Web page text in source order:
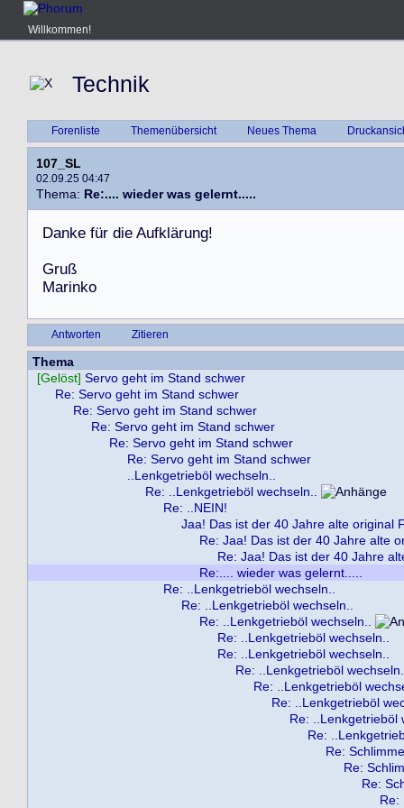
Willkommen!
Technik
Forenliste Themenübersicht Neues Thema
107_SL
02.09.25 04:47
Thema: Re:.... wieder was gelernt.....
Danke für die Aufklärung!
Gruß
Marinko
Antworten Zitieren
Thema
[Gelöst] Servo geht im Stand schwer
Re: Servo geht im Stand schwer
Re: Servo geht im Stand schwer
Re: Servo geht im Stand schwer
Re: Servo geht im Stand schwer
Re: Servo geht im Stand schwer
..Lenkgetrieböl wechseln..
Re: ..Lenkgetrieböl wechseln..
Re: ..NEIN!
Jaa! Das ist der 40 Jahre alte original
Re: Jaa! Das ist der 40 Jahre alte
Re: Jaa! Das ist der 40 Jahre
Re:.... wieder was gelernt.....
Re: ..Lenkgetrieböl wechseln..
Re: ..Lenkgetrieböl wechseln..
Re: ..Lenkgetrieböl wechseln..
Re: ..Lenkgetrieböl wechseln..
Re: ..Lenkgetrieböl wechseln..
Re: ..Lenkgetrieböl
Re: ..Lenkgetrieböl
Re: ..Lenkgetrieböl
Re: ..Lenkgetrieböl
Re:
Re:
Re:
Re:
Re: